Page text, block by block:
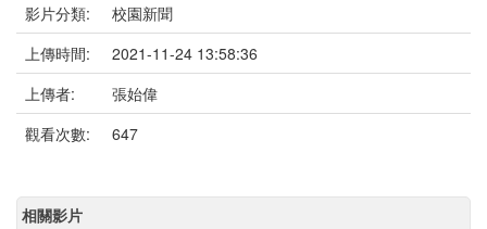
影片分類:
校園新聞
上傳時間:
2021-11-24 13:58:36
上傳者:
張始偉
觀看次數:
647
相關影片